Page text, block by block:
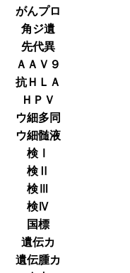
がんプロ
角ジ遺
先代異
ＡＡＶ９
抗ＨＬＡ
ＨＰＶ
ウ細多同
ウ細髄液
検Ⅰ
検Ⅱ
検Ⅲ
検Ⅳ
国標
遺伝カ
遺伝腫カ